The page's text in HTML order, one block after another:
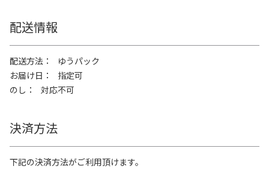
配送情報
配送方法
ゆうパック
お届け日
指定可
のし
対応不可
決済方法
下記の決済方法がご利用頂けます。